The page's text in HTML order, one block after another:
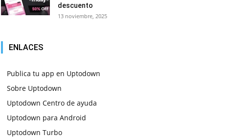
descuento
13 noviembre, 2025
ENLACES
Publica tu app en Uptodown
Sobre Uptodown
Uptodown Centro de ayuda
Uptodown para Android
Uptodown Turbo